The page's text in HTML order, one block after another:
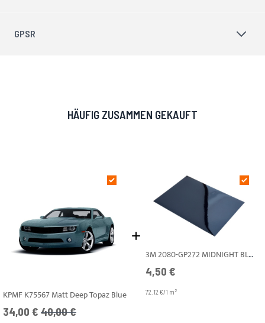
GPSR
HÄUFIG ZUSAMMEN GEKAUFT
KPMF K75567 Matt Deep Topaz Blue
Angebotspreis
34,00 € UVP
40,00 €
3M 2080-GP272 MIDNIGHT BLUE GLÄNZEND A4
4,50 €
72.12 €/1 m2